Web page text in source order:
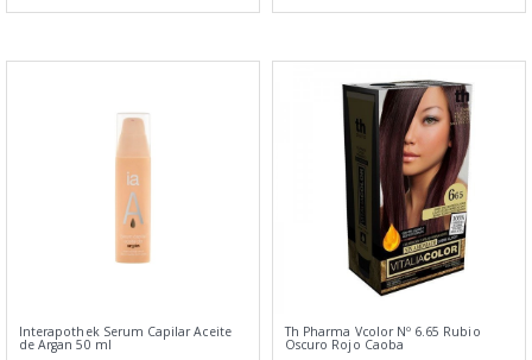
Interapothek Serum Capilar Aceite
de Argan 50 ml
Th Pharma Vcolor Nº 6.65 Rubio
Oscuro Rojo Caoba